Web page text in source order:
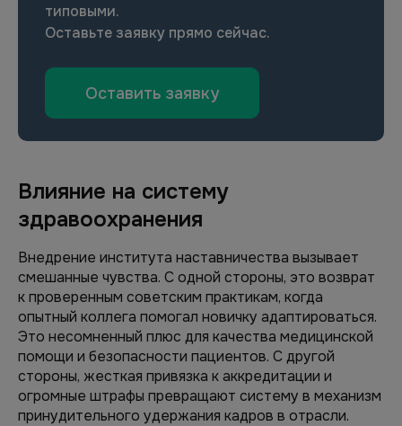
типовыми.
Оставьте заявку прямо сейчас.
Оставить заявку
Влияние на систему
здравоохранения
Внедрение института наставничества вызывает
смешанные чувства. С одной стороны, это возврат
к проверенным советским практикам, когда
опытный коллега помогал новичку адаптироваться.
Это несомненный плюс для качества медицинской
помощи и безопасности пациентов. С другой
стороны, жесткая привязка к аккредитации и
огромные штрафы превращают систему в механизм
принудительного удержания кадров в отрасли.